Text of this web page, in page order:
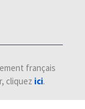
français
cliquez ici.